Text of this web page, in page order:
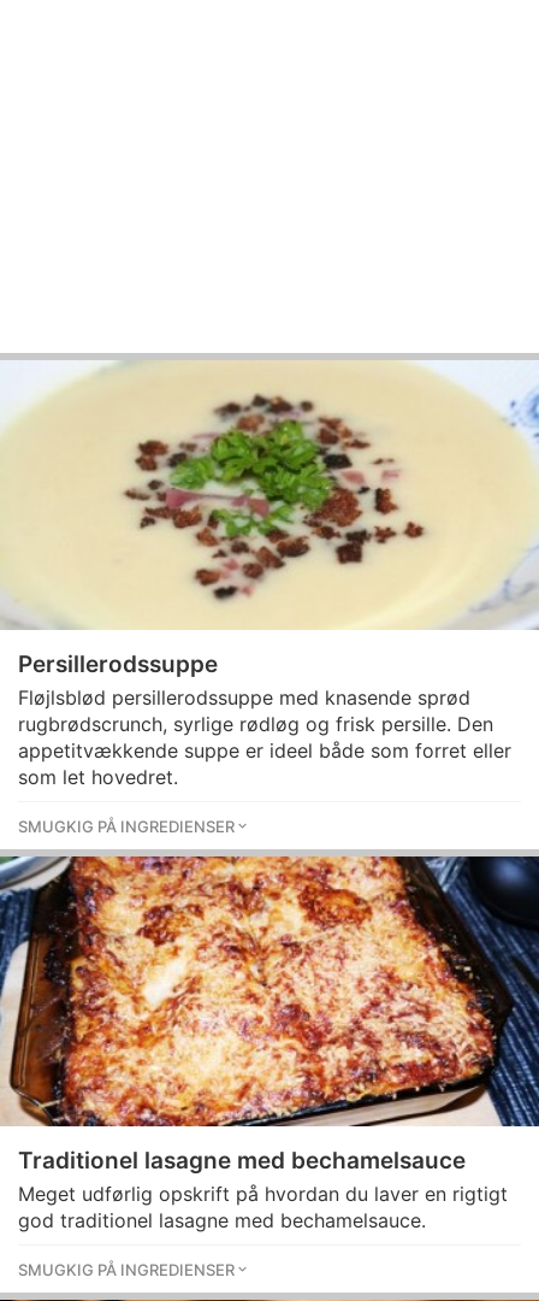
Persillerodssuppe
Fløjlsblød persillerodssuppe med knasende sprød
rugbrødscrunch, syrlige rødløg og frisk persille. Den
appetitvækkende suppe er ideel både som forret eller
som let hovedret.
SMUGKIG PÅ INGREDIENSER
Traditionel lasagne med bechamelsauce
Meget udførlig opskrift på hvordan du laver en rigtigt
god traditionel lasagne med bechamelsauce.
SMUGKIG PÅ INGREDIENSER